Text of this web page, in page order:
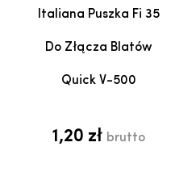
Italiana Puszka Fi 35
Do Złącza Blatów
Quick V-500
1,20 zł brutto